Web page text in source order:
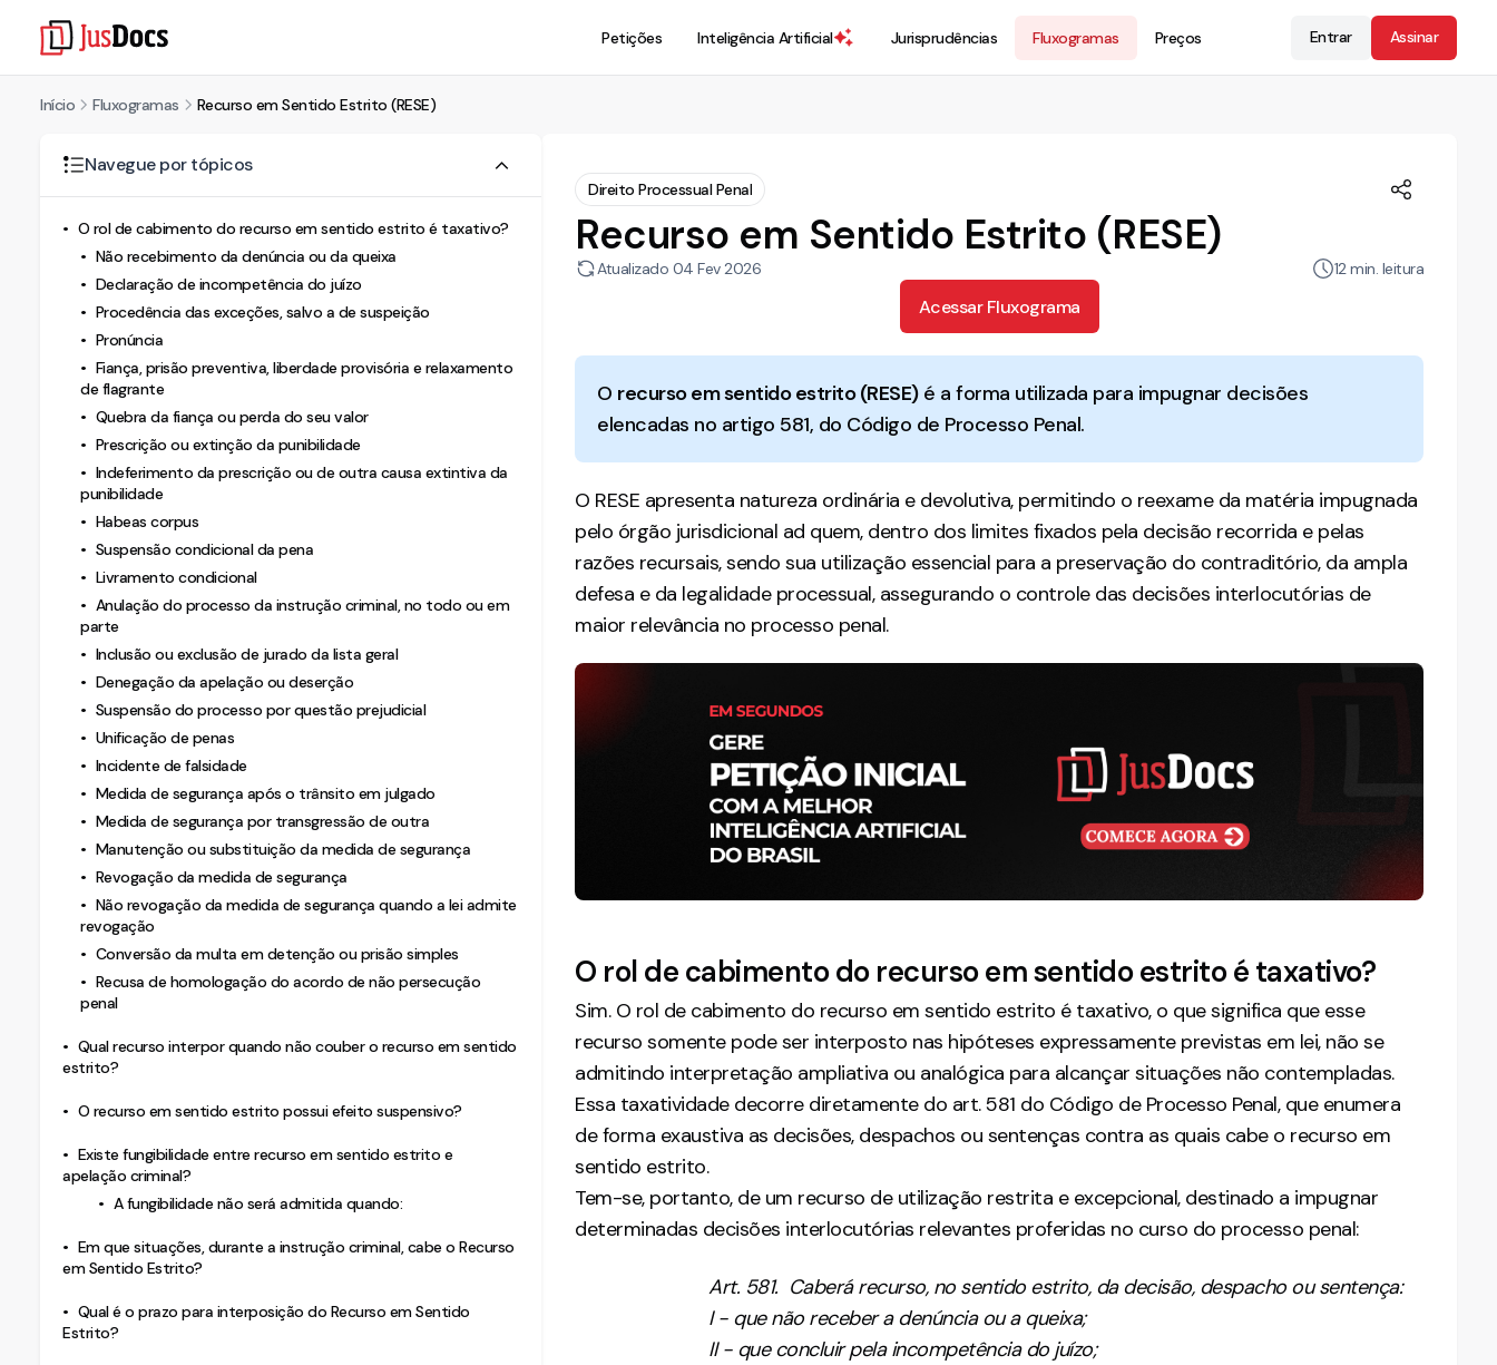
Petições Inteligência Artificial Jurisprudências Fluxogramas Preços Entrar Assinar
Início Fluxogramas Recurso em Sentido Estrito (RESE)
Navegue por tópicos
O rol de cabimento do recurso em sentido estrito é taxativo?
Não recebimento da denúncia ou da queixa
Declaração de incompetência do juízo
Procedência das exceções, salvo a de suspeição
Pronúncia
Fiança, prisão preventiva, liberdade provisória e relaxamento
de flagrante
Quebra da fiança ou perda do seu valor
Prescrição ou extinção da punibilidade
Indeferimento da prescrição ou de outra causa extintiva da
punibilidade
Habeas corpus
Suspensão condicional da pena
Livramento condicional
Anulação do processo da instrução criminal, no todo ou em
parte
Inclusão ou exclusão de jurado da lista geral
Denegação da apelação ou deserção
Suspensão do processo por questão prejudicial
Unificação de penas
Incidente de falsidade
Medida de segurança após o trânsito em julgado
Medida de segurança por transgressão de outra
Manutenção ou substituição da medida de segurança
Revogação da medida de segurança
Não revogação da medida de segurança quando a lei admite
revogação
Conversão da multa em detenção ou prisão simples
Recusa de homologação do acordo de não persecução
penal
Qual recurso interpor quando não couber o recurso em sentido
estrito?
O recurso em sentido estrito possui efeito suspensivo?
Existe fungibilidade entre recurso em sentido estrito e
apelação criminal?
A fungibilidade não será admitida quando:
Em que situações, durante a instrução criminal, cabe o Recurso
em Sentido Estrito?
Qual é o prazo para interposição do Recurso em Sentido
Estrito?
Direito Processual Penal
Recurso em Sentido Estrito (RESE)
Atualizado 04 Fev 2026 12min. leitura
Acessar Fluxograma
O recurso em sentido estrito (RESE)é a forma utilizada para impugnar decisões
elencadas no artigo 581, do Código de Processo Penal.
O RESE apresenta natureza ordinária e devolutiva, permitindo o reexame da matéria impugnada
pelo órgão jurisdicional ad quem, dentro dos limites fixados pela decisão recorrida e pelas
razões recursais, sendo sua utilização essencial para a preservação do contraditório, da ampla
defesa e da legalidade processual, assegurando o controle das decisões interlocutórias de
maior relevância no processo penal.
O rol de cabimento do recurso em sentido estrito é taxativo?
Sim. O rol de cabimento do recurso em sentido estrito é taxativo, o que significa que esse
recurso somente pode ser interposto nas hipóteses expressamente previstas em lei, não se
admitindo interpretação ampliativa ou analógica para alcançar situações não contempladas.
Essa taxatividade decorre diretamente do art. 581 do Código de Processo Penal, que enumera
de forma exaustiva as decisões, despachos ou sentenças contra as quais cabe o recurso em
sentido estrito.
Tem-se, portanto, de um recurso de utilização restrita e excepcional, destinado a impugnar
determinadas decisões interlocutórias relevantes proferidas no curso do processo penal:
Art. 581. Caberá recurso, no sentido estrito, da decisão, despacho ou sentença:
I - que não receber a denúncia ou a queixa;
II - que concluir pela incompetência do juízo;